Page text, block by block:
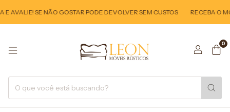
SE NÃO GOSTAR PODE DEVOLVER SEM CUSTOS RECEBA O
0